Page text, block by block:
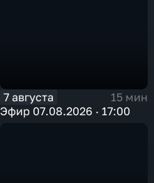
7 августа
15 мин
Эфир 07.08.2026 · 17:00